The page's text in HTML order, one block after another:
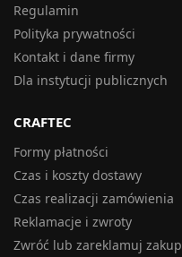
Regulamin
Polityka prywatności
Kontakt i dane firmy
Dla instytucji publicznych
CRAFTEC
Formy płatności
Czas i koszty dostawy
Czas realizacji zamówienia
Reklamacje i zwroty
Zwróć lub zareklamuj zakup